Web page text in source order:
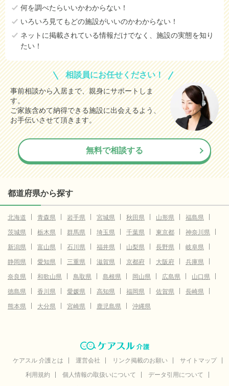
何を調べたらいいかわからない！
いろいろ見てもどの施設がいいのかわからない！
ネットに掲載されている情報だけでなく、施設の実態を知り
たい！
相談員にお任せください！
事前相談から入居まで、親身にサポートしま
す。
ご家族含めて納得できる施設に出会えるよう、
お手伝いさせて頂きます。
無料で相談する
都道府県から探す
北海道 青森県 岩手県 宮城県 秋田県 山形県
福島県
茨城県
栃木県 群馬県 埼玉県 千葉県 東京都
神奈川県
新潟県
富山県 石川県 福井県 山梨県 長野県
岐阜県
静岡県
愛知県 三重県 滋賀県 京都府 大阪府
兵庫県
奈良県
和歌山県 鳥取県 島根県 岡山県 広島県
山口県
徳島県
香川県 愛媛県 高知県 福岡県 佐賀県
長崎県
熊本県
大分県 宮崎県 鹿児島県 沖縄県
ケアスル 介護とは 運営会社 リンク掲載のお願い
サイトマップ
利用規約
個人情報の取扱いについて
データ引用について